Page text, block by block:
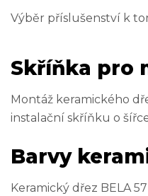
Výběr příslušenství k
Skříňka pro
Montáž keramického
instalační skříňku o
Barvy
Keramický dřez BELA